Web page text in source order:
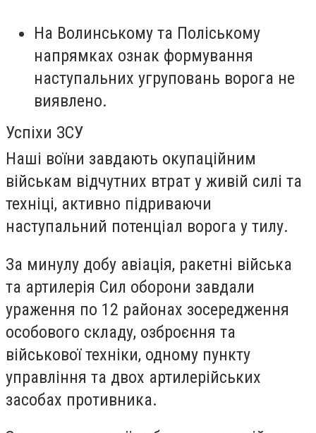
На Волинському та Поліському
напрямках ознак формування
наступальних угруповань ворога не
виявлено.
Успіхи ЗСУ
Наші воїни завдають окупаційним
військам відчутних втрат у живій силі та
техніці, активно підриваючи
наступальний потенціал ворога у тилу.
За минулу добу авіація, ракетні війська
та артилерія Сил оборони завдали
ураження по 12 районах зосередження
особового складу, озброєння та
військової техніки, одному пункту
управління та двох артилерійських
засобах противника.